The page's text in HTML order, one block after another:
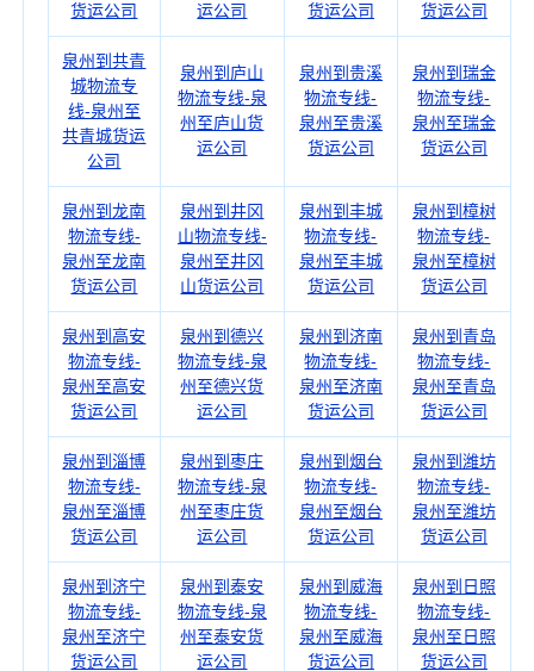
货运公司
运公司
货运公司
货运公司
泉州到共青
城物流专
线-泉州至
共青城货运
公司
泉州到庐山
物流专线-泉
州至庐山货
运公司
泉州到贵溪
物流专线-
泉州至贵溪
货运公司
泉州到瑞金
物流专线-
泉州至瑞金
货运公司
泉州到龙南
物流专线-
泉州至龙南
货运公司
泉州到井冈
山物流专线-
泉州至井冈
山货运公司
泉州到丰城
物流专线-
泉州至丰城
货运公司
泉州到樟树
物流专线-
泉州至樟树
货运公司
泉州到高安
物流专线-
泉州至高安
货运公司
泉州到德兴
物流专线-泉
州至德兴货
运公司
泉州到济南
物流专线-
泉州至济南
货运公司
泉州到青岛
物流专线-
泉州至青岛
货运公司
泉州到淄博
物流专线-
泉州至淄博
货运公司
泉州到枣庄
物流专线-泉
州至枣庄货
运公司
泉州到烟台
物流专线-
泉州至烟台
货运公司
泉州到潍坊
物流专线-
泉州至潍坊
货运公司
泉州到济宁
物流专线-
泉州至济宁
货运公司
泉州到泰安
物流专线-泉
州至泰安货
运公司
泉州到威海
物流专线-
泉州至威海
货运公司
泉州到日照
物流专线-
泉州至日照
货运公司